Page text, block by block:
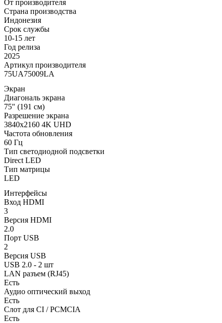
От производителя
Страна производства
Индонезия
Срок службы
10-15 лет
Год релиза
2025
Артикул производителя
75UA75009LA
Экран
Диагональ экрана
75" (191 см)
Разрешение экрана
3840x2160 4K UHD
Частота обновления
60 Гц
Тип светодиодной подсветки
Direct LED
Тип матрицы
LED
Интерфейсы
Вход HDMI
3
Версия HDMI
2.0
Порт USB
2
Версия USB
USB 2.0 - 2 шт
LAN разъем (RJ45)
Есть
Аудио оптический выход
Есть
Слот для CI / PCMCIA
Есть